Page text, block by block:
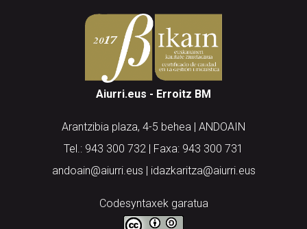
Aiurri.eus - Erroitz BM
Arantzibia plaza, 4-5 behea | ANDOAIN
Tel.: 943 300 732 | Faxa: 943 300 731
andoain@aiurri.eus | idazkaritza@aiurri.eus
Codesyntaxek garatua